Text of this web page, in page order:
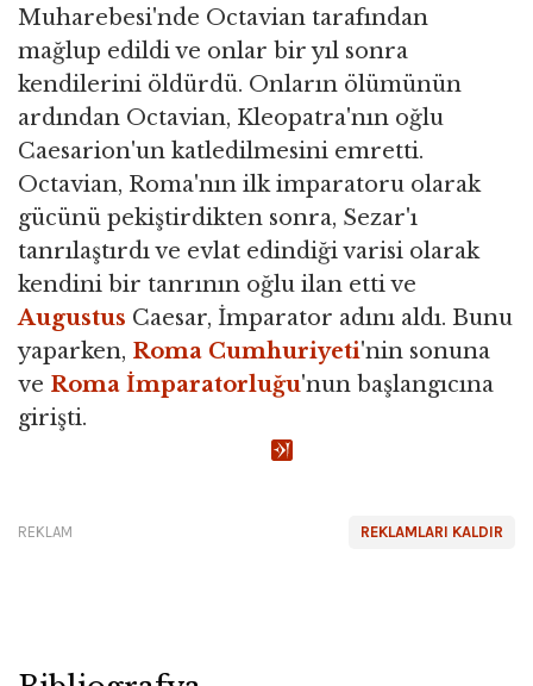
Muharebesi'nde Octavian tarafından
mağlup edildi ve onlar bir yıl sonra
kendilerini öldürdü. Onların ölümünün
ardından Octavian, Kleopatra'nın oğlu
Caesarion'un katledilmesini emretti.
Octavian, Roma'nın ilk imparatoru olarak
gücünü pekiştirdikten sonra, Sezar'ı
tanrılaştırdı ve evlat edindiği varisi olarak
kendini bir tanrının oğlu ilan etti ve
Augustus Caesar, İmparator adını aldı. Bunu
yaparken, Roma Cumhuriyeti'nin sonuna
ve Roma İmparatorluğu'nun başlangıcına
girişti.
REKLAMLARI KALDIR
REKLAM